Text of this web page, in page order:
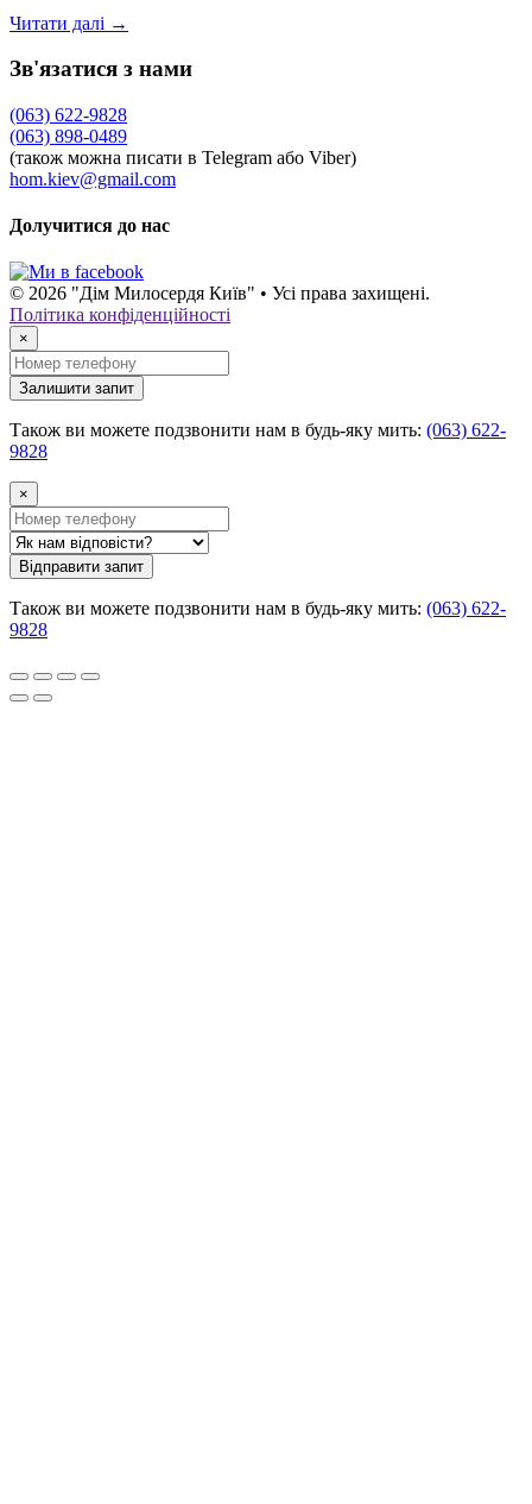
Читати далі →
Зв'язатися з нами
(063) 622-9828
(063) 898-0489
(також можна писати в Telegram або Viber)
hom.kiev@gmail.com
Долучитися до нас
© 2026 "Дім Милосердя Київ" • Усі права захищені.
Політика конфіденційності
×
Залишити запит
Також ви можете подзвонити нам в будь-яку мить: (063) 622-
9828
×
Відправити запит
Також ви можете подзвонити нам в будь-яку мить: (063) 622-
9828